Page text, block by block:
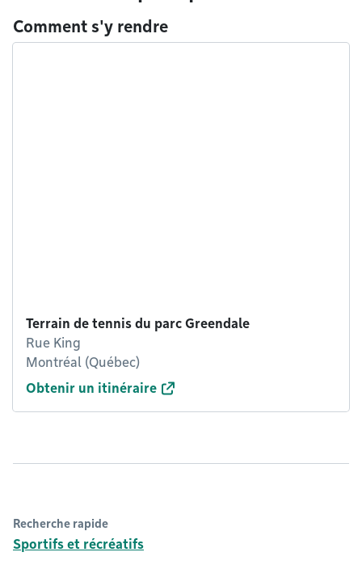
Comment s'y rendre
Terrain de tennis du parc Greendale
Rue King
Montréal (Québec)
Obtenir un itinéraire
Recherche rapide
Sportifs et récréatifs